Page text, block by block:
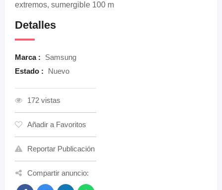
extremos, sumergible 100 m
Detalles
Marca :
Samsung
Estado :
Nuevo
172 vistas
Añadir a Favoritos
Reportar Publicación
Compartir anuncio: